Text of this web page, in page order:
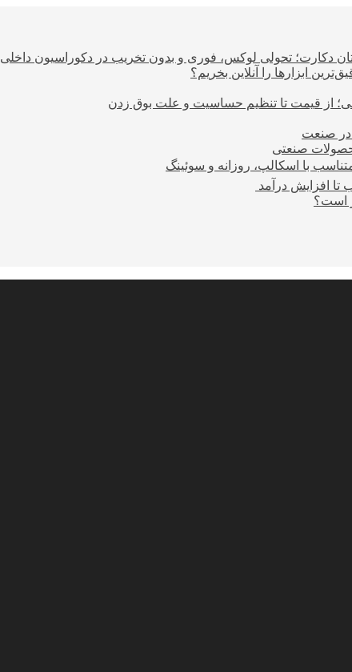
دکارت؛ تحولی لوکس، فوری و بدون تخریب در دکوراسیون داخلی
ابزارها را آنلاین بخریم؟
از قیمت تا تنظیم حساسیت و علت بوق زدن
در صنعت
صنعتی
با اسکالپ، روزانه و سوئینگ
است؟